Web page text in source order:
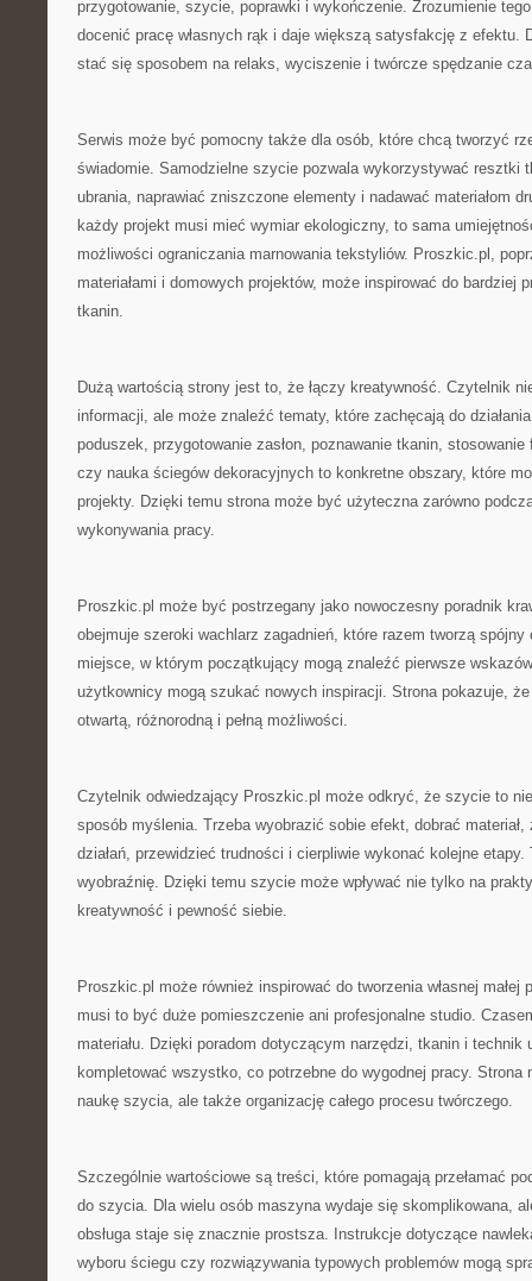
przygotowanie, szycie, poprawki i wykończenie. Zrozumienie
docenić pracę własnych rąk i daje większą satysfakcję z efektu.
stać się sposobem na relaks, wyciszenie i twórcze spędzanie
Serwis może być pomocny także dla osób, które chcą tworzyć
świadomie. Samodzielne szycie pozwala wykorzystywać resztki
ubrania, naprawiać zniszczone elementy i nadawać materiałom
każdy projekt musi mieć wymiar ekologiczny, to sama
możliwości ograniczania marnowania tekstyliów. Proszkic.pl,
materiałami i domowych projektów, może inspirować do bardziej
tkanin.
Dużą wartością strony jest to, że łączy kreatywność. Czytelnik
informacji, ale może znaleźć tematy, które zachęcają do
poduszek, przygotowanie zasłon, poznawanie tkanin,
czy nauka ściegów dekoracyjnych to konkretne obszary, które
projekty. Dzięki temu strona może być użyteczna zarówno
wykonywania pracy.
Proszkic.pl może być postrzegany jako nowoczesny poradnik
obejmuje szeroki wachlarz zagadnień, które razem tworzą
miejsce, w którym początkujący mogą znaleźć pierwsze
użytkownicy mogą szukać nowych inspiracji. Strona pokazuje,
otwartą, różnorodną i pełną możliwości.
Czytelnik odwiedzający Proszkic.pl może odkryć, że szycie to
sposób myślenia. Trzeba wyobrazić sobie efekt, dobrać materiał,
działań, przewidzieć trudności i cierpliwie wykonać kolejne
wyobraźnię. Dzięki temu szycie może wpływać nie tylko na
kreatywność i pewność siebie.
Proszkic.pl może również inspirować do tworzenia własnej małej
musi to być duże pomieszczenie ani profesjonalne studio.
materiału. Dzięki poradom dotyczącym narzędzi, tkanin i technik
kompletować wszystko, co potrzebne do wygodnej pracy. Strona
naukę szycia, ale także organizację całego procesu twórczego.
Szczególnie wartościowe są treści, które pomagają przełamać
do szycia. Dla wielu osób maszyna wydaje się skomplikowana,
obsługa staje się znacznie prostsza. Instrukcje dotyczące
wyboru ściegu czy rozwiązywania typowych problemów mogą